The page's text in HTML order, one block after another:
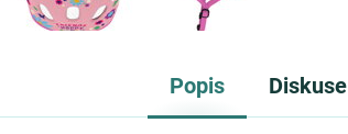
Popis Diskuse